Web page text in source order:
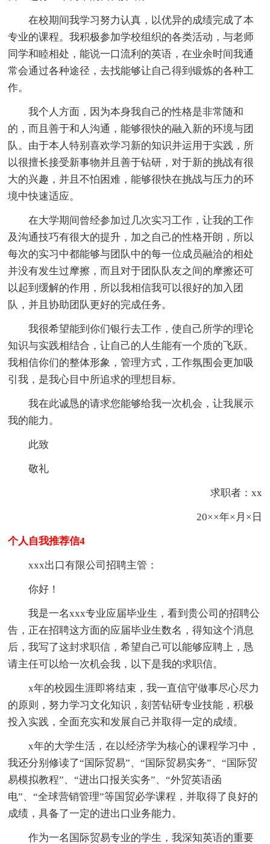
在校期间我学习努力认真，以优异的成绩完成了本
专业的课程。我积极参加学校组织的各类活动，与老师
同学和睦相处，能说一口流利的英语，在业余时间我通
常会通过各种途径，去找能够让自己得到锻炼的各种工
作。
我个人方面，因为本身我自己的性格是非常随和
的，而且善于和人沟通，能够很快的融入新的环境与团
队。由于本人特别喜欢学习新的知识并运用于实践，所
以很擅长接受新事物并且善于钻研，对于新的挑战有很
大的兴趣，并且不怕困难，能够很快在挑战与压力的环
境中快速适应。
在大学期间曾经参加过几次实习工作，让我的工作
及沟通技巧有很大的提升，加之自己的性格开朗，所以
每次的实习中都能够与团队中的每一位成员融洽的相处
并没有发生过摩擦，而且对于团队队友之间的摩擦还可
以起到缓解的作用，所以我相信我可以很好的加入团
队，并且协助团队更好的完成任务。
我很希望能到你们银行去工作，使自己所学的理论
知识与实践相结合，让自己的人生能有一个质的飞跃。
我相信你们的整体形象，管理方式，工作氛围会更加吸
引我，是我心目中所追求的理想目标。
我在此诚恳的请求您能够给我一次机会，让我展示
我的能力。
此致
敬礼
求职者：xx
20××年×月×日
个人自我推荐信4
xxx出口有限公司招聘主管：
你好！
我是一名xxx专业应届毕业生，看到贵公司的招聘公
告，正在招聘这方面的应届毕业生数名，得知这个消息
后，我写了这封求职信，希望自己可以能够应聘上，恳
请主任可以给一次机会我，以下是我的求职信。
x年的校园生涯即将结束，我一直信守做事尽心尽力
的原则，努力学习文化知识，刻苦钻研专业技能，积极
投入实践，全面充实和发展自己并取得一定的成绩。
x年的大学生活，在以经济学为核心的课程学习中，
我还分别修读了“国际贸易”、“国际贸易实务”、“国际贸
易模拟教程”、“进出口报关实务”、“外贸英语函
电”、“全球营销管理”等国贸必学课程，并取得了良好的
成绩，具备了一定的进出口业务能力。
作为一名国际贸易专业的学生，我深知英语的重要